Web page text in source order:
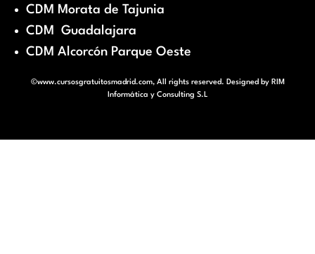
CDM Morata de Tajunia
CDM Guadalajara
CDM Alcorcón Parque Oeste
©www.cursosgratuitosmadrid.com, All rights reserved. Designed by RIM
Informática y Consulting S.L